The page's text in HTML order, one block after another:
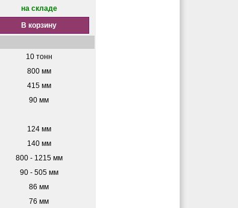
на складе
В корзину
10 тонн
800 мм
415 мм
90 мм
124 мм
140 мм
800 - 1215 мм
90 - 505 мм
86 мм
76 мм